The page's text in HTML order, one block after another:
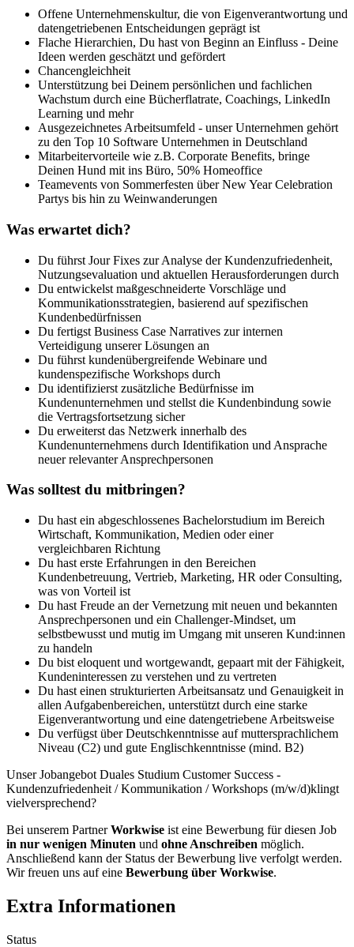
Offene Unternehmenskultur, die von Eigenverantwortung und
datengetriebenen Entscheidungen geprägt ist
Flache Hierarchien, Du hast von Beginn an Einfluss - Deine
Ideen werden geschätzt und gefördert
Chancengleichheit
Unterstützung bei Deinem persönlichen und fachlichen
Wachstum durch eine Bücherflatrate, Coachings, LinkedIn
Learning und mehr
Ausgezeichnetes Arbeitsumfeld - unser Unternehmen gehört
zu den Top 10 Software Unternehmen in Deutschland
Mitarbeitervorteile wie z.B. Corporate Benefits, bringe
Deinen Hund mit ins Büro, 50% Homeoffice
Teamevents von Sommerfesten über New Year Celebration
Partys bis hin zu Weinwanderungen
Was erwartet dich?
Du führst Jour Fixes zur Analyse der Kundenzufriedenheit,
Nutzungsevaluation und aktuellen Herausforderungen durch
Du entwickelst maßgeschneiderte Vorschläge und
Kommunikationsstrategien, basierend auf spezifischen
Kundenbedürfnissen
Du fertigst Business Case Narratives zur internen
Verteidigung unserer Lösungen an
Du führst kundenübergreifende Webinare und
kundenspezifische Workshops durch
Du identifizierst zusätzliche Bedürfnisse im
Kundenunternehmen und stellst die Kundenbindung sowie
die Vertragsfortsetzung sicher
Du erweiterst das Netzwerk innerhalb des
Kundenunternehmens durch Identifikation und Ansprache
neuer relevanter Ansprechpersonen
Was solltest du mitbringen?
Du hast ein abgeschlossenes Bachelorstudium im Bereich
Wirtschaft, Kommunikation, Medien oder einer
vergleichbaren Richtung
Du hast erste Erfahrungen in den Bereichen
Kundenbetreuung, Vertrieb, Marketing, HR oder Consulting,
was von Vorteil ist
Du hast Freude an der Vernetzung mit neuen und bekannten
Ansprechpersonen und ein Challenger-Mindset, um
selbstbewusst und mutig im Umgang mit unseren Kund:innen
zu handeln
Du bist eloquent und wortgewandt, gepaart mit der Fähigkeit,
Kundeninteressen zu verstehen und zu vertreten
Du hast einen strukturierten Arbeitsansatz und Genauigkeit in
allen Aufgabenbereichen, unterstützt durch eine starke
Eigenverantwortung und eine datengetriebene Arbeitsweise
Du verfügst über Deutschkenntnisse auf muttersprachlichem
Niveau (C2) und gute Englischkenntnisse (mind. B2)
Unser Jobangebot Duales Studium Customer Success -
Kundenzufriedenheit / Kommunikation / Workshops (m/w/d)klingt
vielversprechend?
Bei unserem PartnerWorkwise ist eine Bewerbung für diesen Job
in nur wenigen Minuten und ohne Anschreiben möglich.
Anschließend kann der Status der Bewerbung live verfolgt werden.
Wir freuen uns auf eine Bewerbung über Workwise.
Extra Informationen
Status